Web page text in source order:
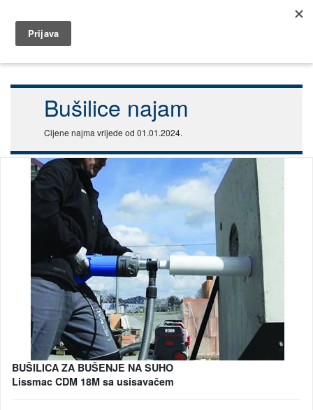
Bušilice najam
Cijene najma vrijede od 01.01.2024.
BUŠILICA ZA BUŠENJE NA SUHO
Lissmac CDM 18M sa usisavačem